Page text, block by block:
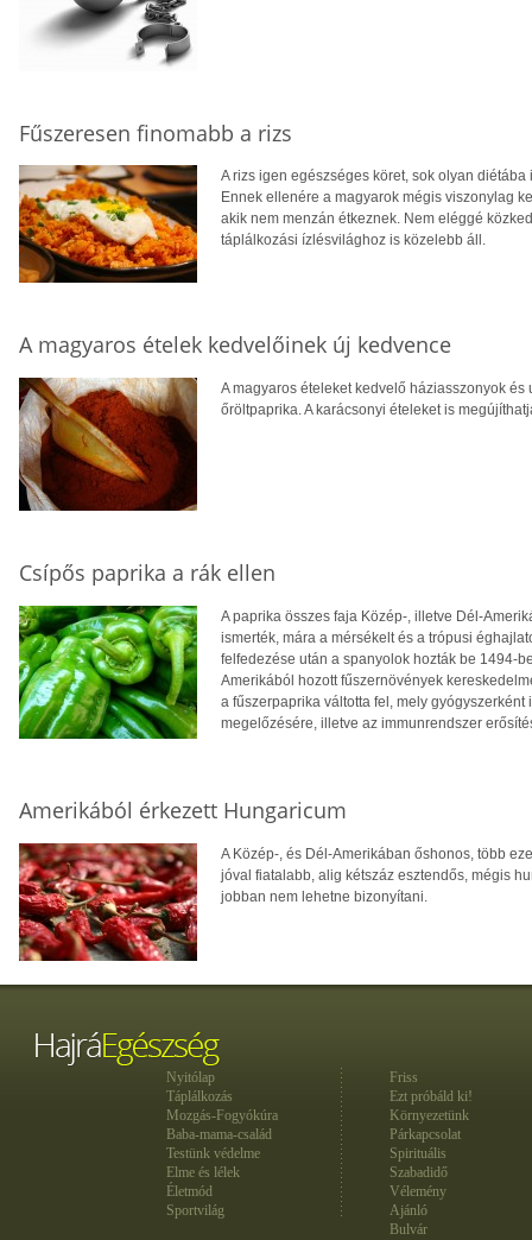
Fűszeresen finomabb a rizs
A rizs igen egészséges köret, sok olyan
Ennek ellenére a magyarok mégis viszonylag
akik nem menzán étkeznek. Nem eléggé
táplálkozási ízlésvilághoz is közelebb áll.
A magyaros ételek kedvelőinek új kedvence
A magyaros ételeket kedvelő háziasszonyok
őröltpaprika. A karácsonyi ételeket is
Csípős paprika a rák ellen
A paprika összes faja Közép-, illetve Dél-
ismerték, mára a mérsékelt és a trópusi
felfedezése után a spanyolok hozták be 1494-
Amerikából hozott fűszernövények
a fűszerpaprika váltotta fel, mely
megelőzésére, illetve az immunrendszer
Amerikából érkezett Hungaricum
A Közép-, és Dél-Amerikában őshonos, több
jóval fiatalabb, alig kétszáz esztendős, mégis
jobban nem lehetne bizonyítani.
Nyitólap
Táplálkozás
Mozgás-Fogyókúra
Baba-mama-család
Testünk védelme
Elme és lélek
Életmód
Sportvilág
Friss
Ezt próbáld ki!
Környezetünk
Párkapcsolat
Spirituális
Szabadidő
Vélemény
Ajánló
Bulvár